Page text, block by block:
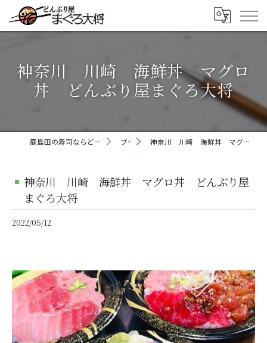
神奈川 川崎 海鮮丼 マグロ
丼 どんぶり屋まぐろ大将
鹿島田の寿司ならどんぶり屋まぐろ大将 ブログ 神奈川 川崎 海鮮丼 マグロ丼 どんぶり屋まぐろ大将
神奈川 川崎 海鮮丼 マグロ丼 どんぶり屋
まぐろ大将
2022/05/12